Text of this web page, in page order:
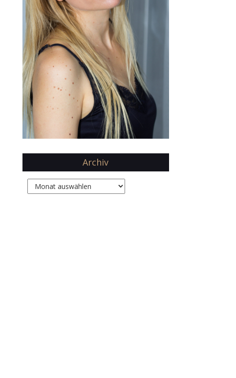
Archiv
Archiv